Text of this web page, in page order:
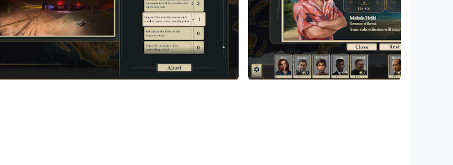
。在這個政治驚悚與諷刺交織的遊戲中，你的行動將無可避免地演變成荒謬的局面。拯救被推